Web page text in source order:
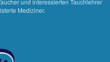
und interessierten Tauchlehrer
Mediziner.